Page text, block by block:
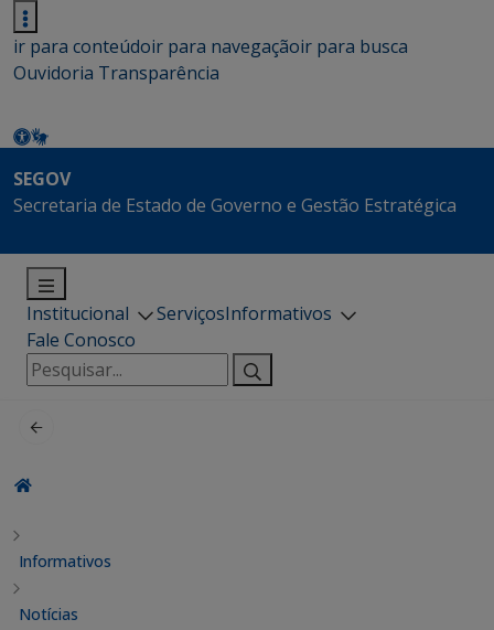
ir para conteúdoir para navegaçãoir para busca
Ouvidoria Transparência
SEGOV
Secretaria de Estado de Governo e Gestão Estratégica
Institucional ServiçosInformativos
Fale Conosco
Pesquisar
por:
Informativos
Notícias